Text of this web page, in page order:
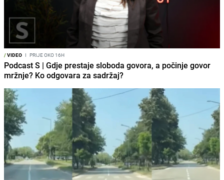
/VIDEO I PRIJE OKO 16H
Podcast S | Gdje prestaje sloboda govora, a počinje govor
mržnje? Ko odgovara za sadržaj?